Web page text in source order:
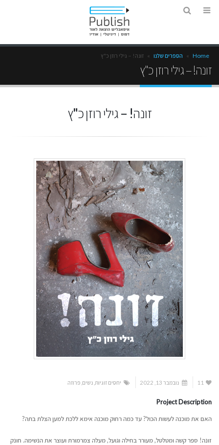
Home
» הספרים שלנו » זונה! – גילי רוזן כ"ץ
זונה! – גילי רוזן כ"ץ
זונה! – גילי רוזן כ"ץ
11 נובמבר 13, 2022 יחסים זוגיות ,נשים ,פרוזה
Project Description
האם את מוכנה לעשות הכול? עד כמה רחוק מוכנה אימא ללכת למען הצלת בתה?
זונה! ספר קשה ומטלטל, מעורר בחילה וגועל, מעלה צמרמורת ועוצר את הנשימה. חונק